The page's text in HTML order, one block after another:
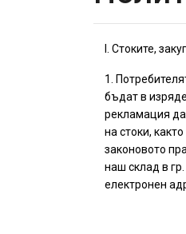
I. Стоките,
1.
бъдат в
рекламация
на стоки,
законовото
наш склад в
електронен